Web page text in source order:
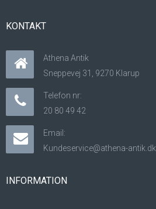
KONTAKT
Athena Antik
Sneppevej 31, 9270 Klarup
Telefon nr:
20 80 49 42
Email:
Kundeservice@athena-antik.dk
INFORMATION